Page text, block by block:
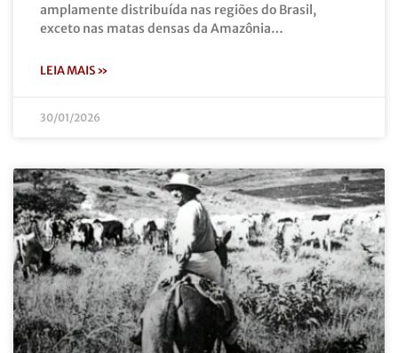
amplamente distribuída nas regiões do Brasil,
exceto nas matas densas da Amazônia…
LEIA MAIS »
30/01/2026